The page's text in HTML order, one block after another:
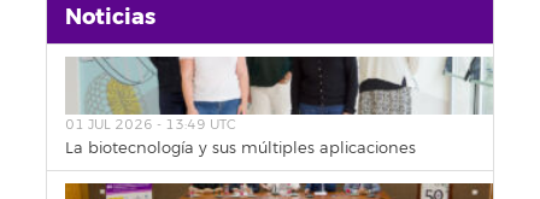
Noticias
01 JUL 2026 - 13:49 UTC
La biotecnología y sus múltiples aplicaciones